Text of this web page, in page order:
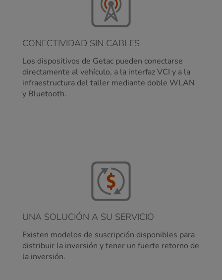
CONECTIVIDAD SIN CABLES
Los dispositivos de Getac pueden conectarse
directamente al vehículo, a la interfaz VCI y a la
infraestructura del taller mediante doble WLAN
y Bluetooth.
UNA SOLUCIÓN A SU SERVICIO
Existen modelos de suscripción disponibles para
distribuir la inversión y tener un fuerte retorno de
la inversión.